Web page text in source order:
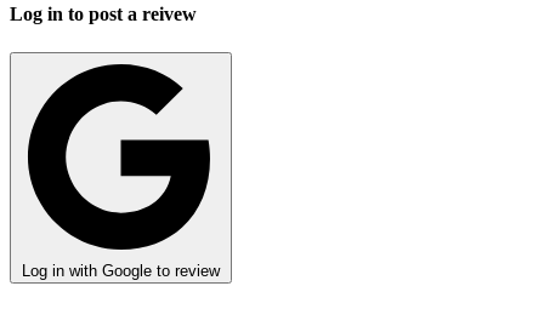
Log in to post a reivew
Log in with Google to review